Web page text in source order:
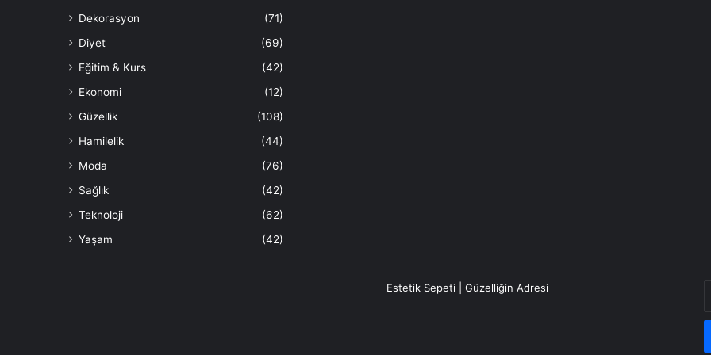
Dekorasyon
(71)
Diyet
(69)
Eğitim & Kurs
(42)
Ekonomi
(12)
Güzellik
(108)
Hamilelik
(44)
Moda
(76)
Sağlık
(42)
Teknoloji
(62)
Yaşam
(42)
Estetik Sepeti | Güzelliğin Adresi